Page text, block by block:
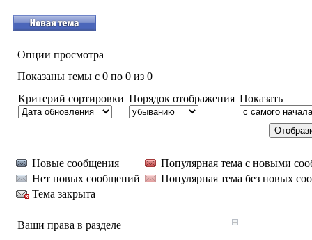
Опции просмотра
Показаны темы с 0 по 0 из 0
Критерий сортировки Порядок отображения Показать
Новые сообщения
Популярная тема с новыми
Нет новых сообщений
Популярная тема без новых
Тема закрыта
Ваши права в разделе